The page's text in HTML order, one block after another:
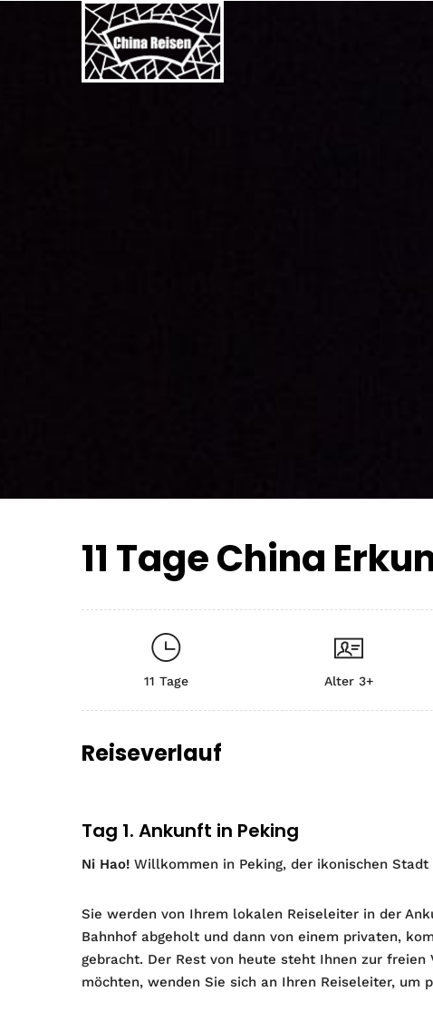
11 Tage China
11 Tage Alter 3+
Reiseverlauf
Tag 1. Ankunft in Peking
Ni Hao! Willkommen in Peking, der ikonischen Stadt
Sie werden von Ihrem lokalen Reiseleiter in der
Bahnhof abgeholt und dann von einem privaten,
gebracht. Der Rest von heute steht Ihnen zur freien
möchten, wenden Sie sich an Ihren Reiseleiter, um